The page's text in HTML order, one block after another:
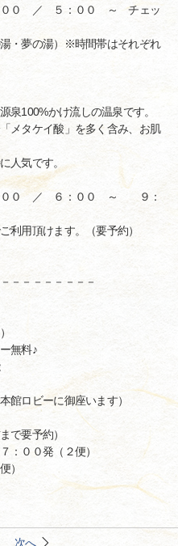
００ ／ ５：００ ～ チェッ
・夢の湯）※時間帯はそれぞれ
100%かけ流しの温泉です。
メタケイ酸」を多く含み、お肌
人気です。
００ ／ ６：００ ～ ９：
利用頂けます。（要予約）
－－－－－－－－
無料♪
館ロビーに御座います）
で要予約）
：００発（２便）
）
次へ